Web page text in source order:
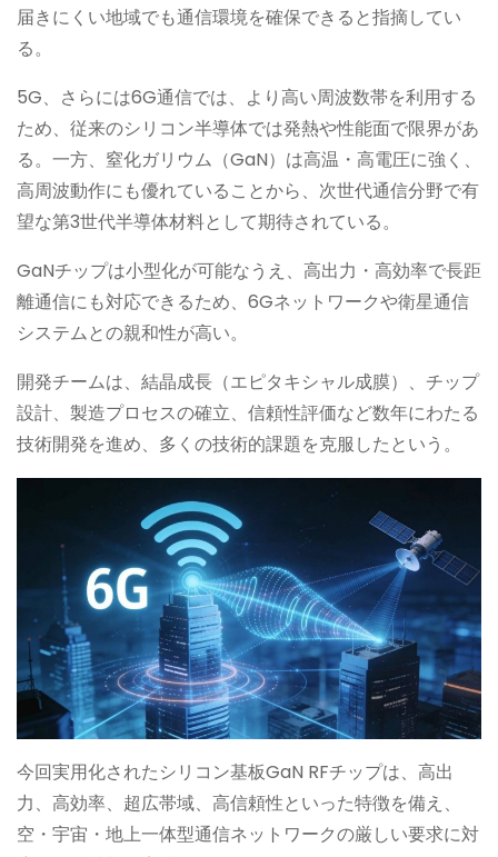
届きにくい地域でも通信環境を確保できると指摘してい
る。
5G、さらには6G通信では、より高い周波数帯を利用する
ため、従来のシリコン半導体では発熱や性能面で限界があ
る。一方、窒化ガリウム（GaN）は高温・高電圧に強く、
高周波動作にも優れていることから、次世代通信分野で有
望な第3世代半導体材料として期待されている。
GaNチップは小型化が可能なうえ、高出力・高効率で長距
離通信にも対応できるため、6Gネットワークや衛星通信
システムとの親和性が高い。
開発チームは、結晶成長（エピタキシャル成膜）、チップ
設計、製造プロセスの確立、信頼性評価など数年にわたる
技術開発を進め、多くの技術的課題を克服したという。
今回実用化されたシリコン基板GaN RFチップは、高出
力、高効率、超広帯域、高信頼性といった特徴を備え、
空・宇宙・地上一体型通信ネットワークの厳しい要求に対